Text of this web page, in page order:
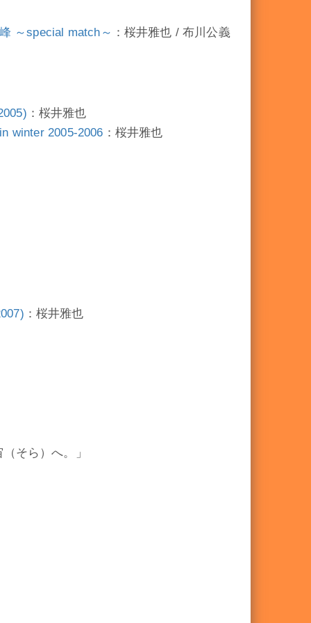
～special match～ ：桜井雅也 / 布川公義
：桜井雅也
winter 2005-2006 ：桜井雅也
：桜井雅也
そら）へ。」